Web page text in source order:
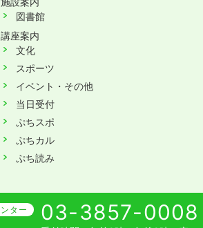
図書館
講座案内
文化
スポーツ
イベント・その他
当日受付
ぷちスポ
ぷちカル
ぷち読み
03-3857-0008